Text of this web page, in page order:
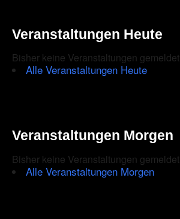
Veranstaltungen Heute
Bisher keine Veranstaltungen gemeldet
Alle Veranstaltungen Heute
Veranstaltungen Morgen
Bisher keine Veranstaltungen gemeldet
Alle Veranstaltungen Morgen